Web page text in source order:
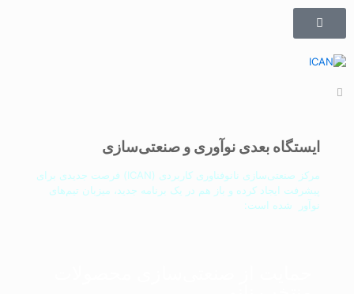
ایستگاه بعدی نوآوری و صنعتی‌سازی
مرکز صنعتی‌سازی نانوفناوری کاربردی (ICAN) فرصت جدیدی برای
پیشرفت ایجاد کرده و باز هم در یک برنامه جدید، میزبان تیم‌های
نوآور شده است: